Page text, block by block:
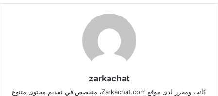
zarkachat
كاتب ومحرر لدى موقع Zarkachat.com، متخصص في تقديم محتوى متنوع